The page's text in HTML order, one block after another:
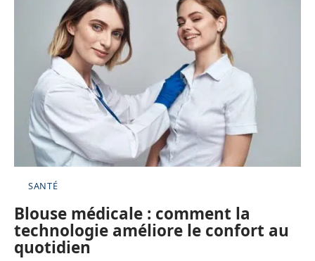
SANTÉ
Blouse médicale : comment la
technologie améliore le confort au
quotidien